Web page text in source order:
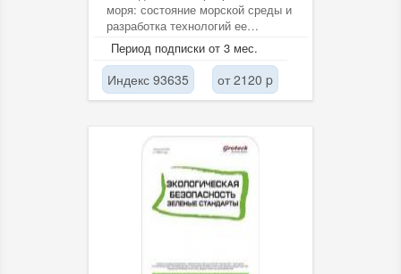
моря: состояние морской среды и
разработка технологий ее
контроля; мониторинг и прогноз...
Период подписки от 3 мес.
Индекс 93635 от 2120 p